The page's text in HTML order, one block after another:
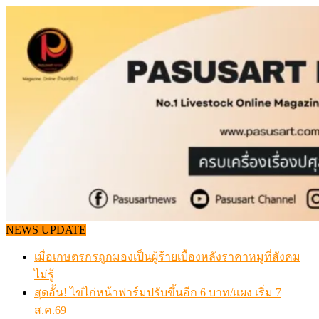
content
NEWS UPDATE
เมื่อเกษตรกรถูกมองเป็นผู้ร้ายเบื้องหลังราคาหมูที่สังคม
ไม่รู้
สุดอั้น! ไข่ไก่หน้าฟาร์มปรับขึ้นอีก 6 บาท/แผง เริ่ม 7
ส.ค.69